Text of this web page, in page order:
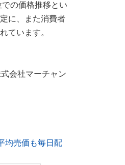
の価格推移とい
に、また消費者
ています。
会社マーチャン
均売価も毎日配